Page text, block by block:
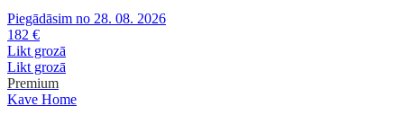
Piegādāsim no 28. 08. 2026
182 €
Likt grozā
Likt grozā
Premium
Kave Home